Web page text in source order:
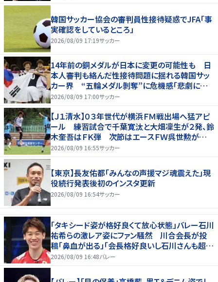
韓国サッカー協会の審判員性接待疑惑でJFA「事
実確認をしているところ」
2026/08/09 17:19サッカー
14年前の銅メダルが日本に変更の可能性も 日
本人審判も絡んだ性接待問題に揺れる韓国サッ
カー界 “五輪メダル剝奪”に危機感「悲劇に見
舞われる」
2026/08/09 17:00サッカー
【Ｊ１清水】０３年世代が横浜ＦＭ戦出場へ猛アピ
ール 練習試合で千葉寛汰と大畑凜生が２発、鈴
木奎吾はＦＫ弾 次節はエースＦＷ呉世勲が出
場停止
2026/08/09 16:55サッカー
【東京】長友佑都「みんなの声援マジ魂震えた」現
役続行発表後初のインスタ更新
2026/08/09 16:54サッカー
「タキシード姿が格好良くて放心状態」バレー石川
祐希らの激レア姿にファン騒然 川合会長が投
稿「鼻血が出る」「会長格好良いし石川さんも超格
好いい」
2026/08/09 16:48バレー